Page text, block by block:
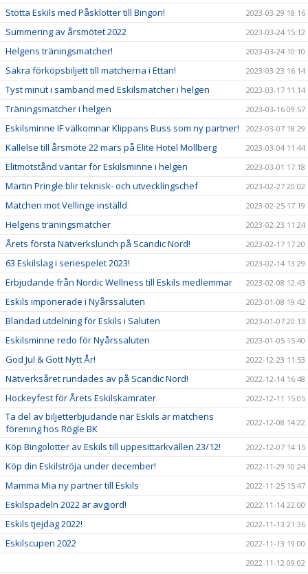
Stötta Eskils med Påsklotter till Bingon! 2023-03-29 18:16
Summering av årsmötet 2022 2023-03-24 15:12
Helgens träningsmatcher! 2023-03-24 10:10
Säkra förköpsbiljett till matcherna i Ettan! 2023-03-23 16:14
Tyst minut i samband med Eskilsmatcher i helgen 2023-03-17 11:14
Träningsmatcher i helgen 2023-03-16 09:57
Eskilsminne IF välkomnar Klippans Buss som ny partner! 2023-03-07 18:29
Kallelse till årsmöte 22 mars på Elite Hotel Mollberg 2023-03-04 11:44
Elitmotstånd väntar för Eskilsminne i helgen 2023-03-01 17:18
Martin Pringle blir teknisk- och utvecklingschef 2023-02-27 20:02
Matchen mot Vellinge inställd 2023-02-25 17:19
Helgens träningsmatcher 2023-02-23 11:24
Årets första Nätverkslunch på Scandic Nord! 2023-02-17 17:20
63 Eskilslag i seriespelet 2023! 2023-02-14 13:29
Erbjudande från Nordic Wellness till Eskils medlemmar 2023-02-08 12:43
Eskils imponerade i Nyårssaluten 2023-01-08 19:42
Blandad utdelning för Eskils i Saluten 2023-01-07 20:13
Eskilsminne redo för Nyårssaluten 2023-01-05 15:40
God Jul & Gott Nytt År! 2022-12-23 11:53
Nätverksåret rundades av på Scandic Nord! 2022-12-14 16:48
Hockeyfest för Årets Eskilskamrater 2022-12-11 15:05
Ta del av biljetterbjudande när Eskils är matchens
förening hos Rögle BK
2022-12-08 14:22
Köp Bingolotter av Eskils till uppesittarkvällen 23/12! 2022-12-07 14:15
Köp din Eskilströja under december! 2022-11-29 10:24
Mamma Mia ny partner till Eskils 2022-11-25 15:47
Eskilspadeln 2022 är avgjord! 2022-11-14 22:00
Eskils tjejdag 2022! 2022-11-13 21:36
Eskilscupen 2022
2022-11-13 19:00
2022-11-12 09:02